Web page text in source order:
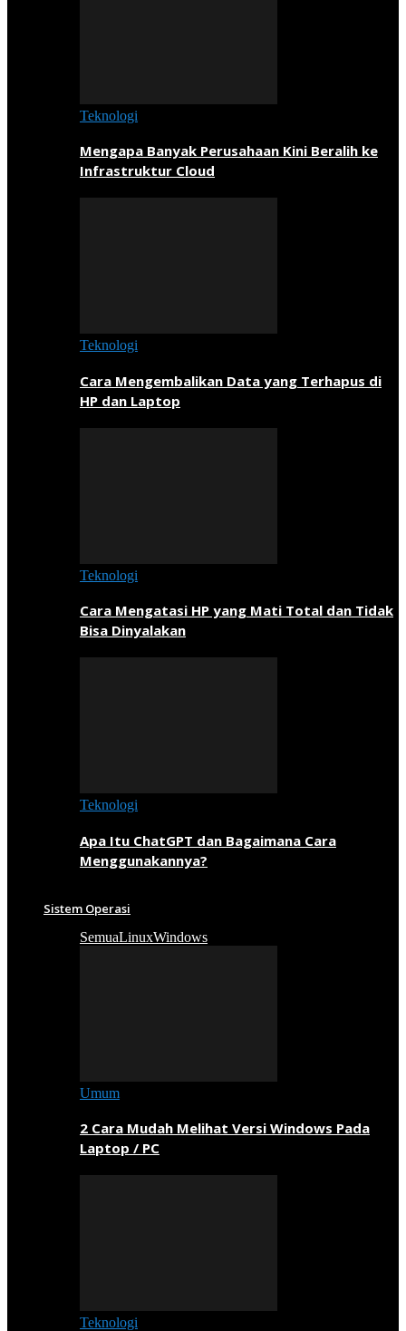
Teknologi
Mengapa Banyak Perusahaan Kini Beralih ke
Infrastruktur Cloud
Teknologi
Cara Mengembalikan Data yang Terhapus di
HP dan Laptop
Teknologi
Cara Mengatasi HP yang Mati Total dan Tidak
Bisa Dinyalakan
Teknologi
Apa Itu ChatGPT dan Bagaimana Cara
Menggunakannya?
Sistem Operasi
SemuaLinuxWindows
Umum
2 Cara Mudah Melihat Versi Windows Pada
Laptop / PC
Teknologi